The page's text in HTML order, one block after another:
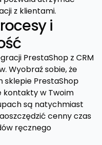
z klientami.
i
PrestaShop z CRM
Wyobraź sobie, że
sklepie PrestaShop
w Twoim
są natychmiast
cenny czas
ręcznego